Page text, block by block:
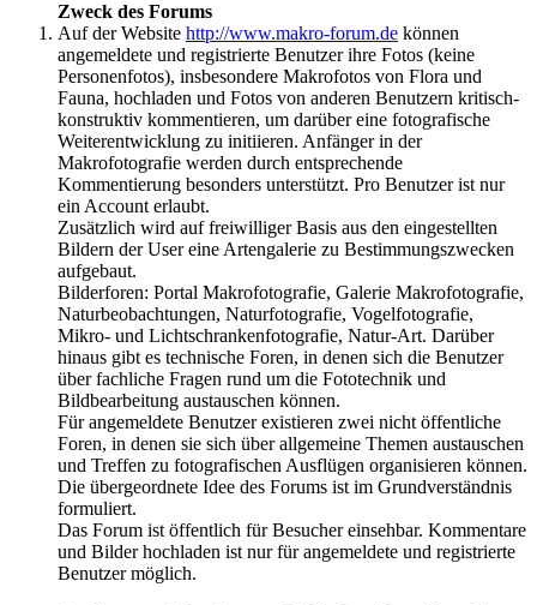
Zweck des Forums
Auf der Website http://www.makro-forum.de können
angemeldete und registrierte Benutzer ihre Fotos (keine
Personenfotos), insbesondere Makrofotos von Flora und
Fauna, hochladen und Fotos von anderen Benutzern kritisch-
konstruktiv kommentieren, um darüber eine fotografische
Weiterentwicklung zu initiieren. Anfänger in der
Makrofotografie werden durch entsprechende
Kommentierung besonders unterstützt. Pro Benutzer ist nur
ein Account erlaubt.
Zusätzlich wird auf freiwilliger Basis aus den eingestellten
Bildern der User eine Artengalerie zu Bestimmungszwecken
aufgebaut.
Bilderforen: Portal Makrofotografie, Galerie Makrofotografie,
Naturbeobachtungen, Naturfotografie, Vogelfotografie,
Mikro- und Lichtschrankenfotografie, Natur-Art. Darüber
hinaus gibt es technische Foren, in denen sich die Benutzer
über fachliche Fragen rund um die Fototechnik und
Bildbearbeitung austauschen können.
Für angemeldete Benutzer existieren zwei nicht öffentliche
Foren, in denen sie sich über allgemeine Themen austauschen
und Treffen zu fotografischen Ausflügen organisieren können.
Die übergeordnete Idee des Forums ist im Grundverständnis
formuliert.
Das Forum ist öffentlich für Besucher einsehbar. Kommentare
und Bilder hochladen ist nur für angemeldete und registrierte
Benutzer möglich.